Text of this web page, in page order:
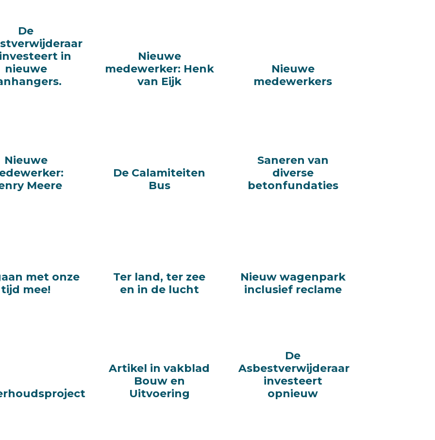
De
in
nieuwe
De
in
nieuwe
Nieuwe
medewerker: Henk
van Eijk
Nieuwe
medewerker: Henk
van Eijk
Nieuwe
medewerkers
Nieuwe
medewerkers
Nieuwe
Meere
Nieuwe
Meere
De Calamiteiten
Bus
De Calamiteiten
Bus
Saneren van
diverse
betonfundaties
Saneren van
diverse
betonfundaties
met onze
tijd mee!
met onze
tijd mee!
Ter land, ter zee
en in de lucht
Ter land, ter zee
en in de lucht
Nieuw wagenpark
inclusief reclame
Nieuw wagenpark
inclusief reclame
Artikel in vakblad
Bouw en
Uitvoering
Artikel in vakblad
Bouw en
Uitvoering
De
Asbestverwijderaar
investeert
opnieuw
De
Asbestverwijderaar
investeert
opnieuw